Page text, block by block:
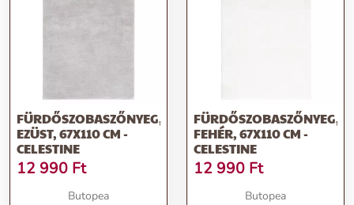
FÜRDŐSZOBASZŐNYEG,
EZÜST, 67X110 CM -
CELESTINE
12 990 Ft
Butopea
FÜRDŐSZOBASZŐNYEG,
FEHÉR, 67X110 CM -
CELESTINE
12 990 Ft
Butopea